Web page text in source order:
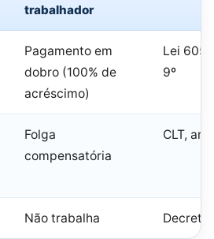
trabalhador
Pagamento em
dobro (100% de
acréscimo)
Lei
9º
Folga
compensatória
CLT,
Não trabalha Decreto